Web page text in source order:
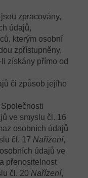
zpracovány,
údajů,
kterým osobní
zpřístupněny,
získány přímo od
či způsob jejího
ve smyslu čl. 16
osobních údajů
čl. 17 Nařízení,
údajů ve
přenositelnost
čl. 20 Nařízení,